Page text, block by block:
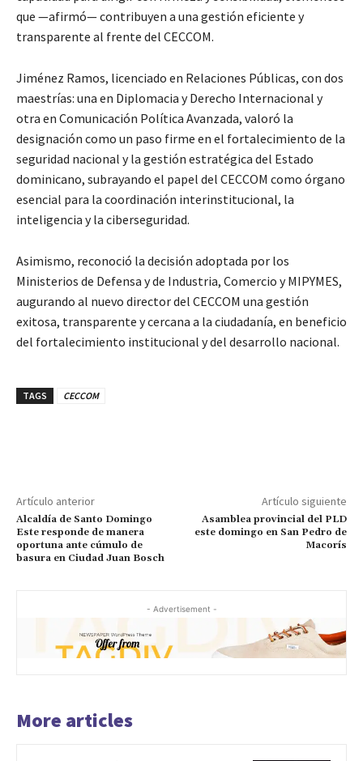
que —afirmó— contribuyen a una gestión eficiente y
transparente al frente del CECCOM.
Jiménez Ramos, licenciado en Relaciones Públicas, con dos
maestrías: una en Diplomacia y Derecho Internacional y
otra en Comunicación Política Avanzada, valoró la
designación como un paso firme en el fortalecimiento de la
seguridad nacional y la gestión estratégica del Estado
dominicano, subrayando el papel del CECCOM como órgano
esencial para la coordinación interinstitucional, la
inteligencia y la ciberseguridad.
Asimismo, reconoció la decisión adoptada por los
Ministerios de Defensa y de Industria, Comercio y MIPYMES,
augurando al nuevo director del CECCOM una gestión
exitosa, transparente y cercana a la ciudadanía, en beneficio
del fortalecimiento institucional y del desarrollo nacional.
TAGS CECCOM
Artículo anterior
Alcaldía de Santo Domingo
Este responde de manera
oportuna ante cúmulo de
basura en Ciudad Juan Bosch
Artículo siguiente
Asamblea provincial del PLD
este domingo en San Pedro de
Macorís
- Advertisement -
More articles